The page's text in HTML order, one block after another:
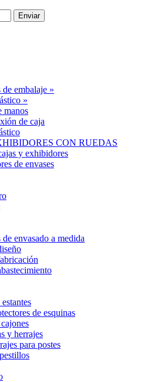
Enviar
embalaje »
»
manos
de caja
CON RUEDAS
y exhibidores
de envases
envasado a medida
de esquinas
y herrajes
para postes